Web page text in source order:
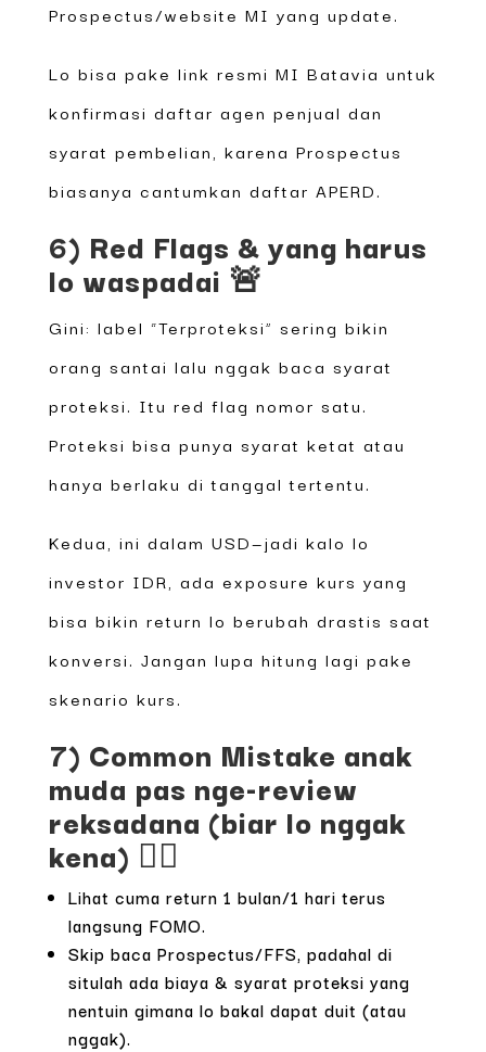
Prospectus/website MI yang update.
Lo bisa pake link resmi MI Batavia untuk
konfirmasi daftar agen penjual dan
syarat pembelian, karena Prospectus
biasanya cantumkan daftar APERD.
6) Red Flags & yang harus
lo waspadai 🚨
Gini: label “Terproteksi” sering bikin
orang santai lalu nggak baca syarat
proteksi. Itu red flag nomor satu.
Proteksi bisa punya syarat ketat atau
hanya berlaku di tanggal tertentu.
Kedua, ini dalam USD—jadi kalo lo
investor IDR, ada exposure kurs yang
bisa bikin return lo berubah drastis saat
konversi. Jangan lupa hitung lagi pake
skenario kurs.
7) Common Mistake anak
muda pas nge-review
reksadana (biar lo nggak
kena) 🙅‍♀️
Lihat cuma return 1 bulan/1 hari terus
langsung FOMO.
Skip baca Prospectus/FFS, padahal di
situlah ada biaya & syarat proteksi yang
nentuin gimana lo bakal dapat duit (atau
nggak).